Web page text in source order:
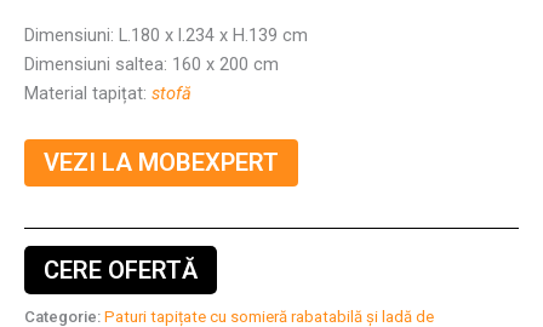
Dimensiuni: L.180 x l.234 x H.139 cm
Dimensiuni saltea: 160 x 200 cm
Material tapițat: stofă
VEZI LA MOBEXPERT
CERE OFERTĂ
Categorie: Paturi tapițate cu somieră rabatabilă și ladă de